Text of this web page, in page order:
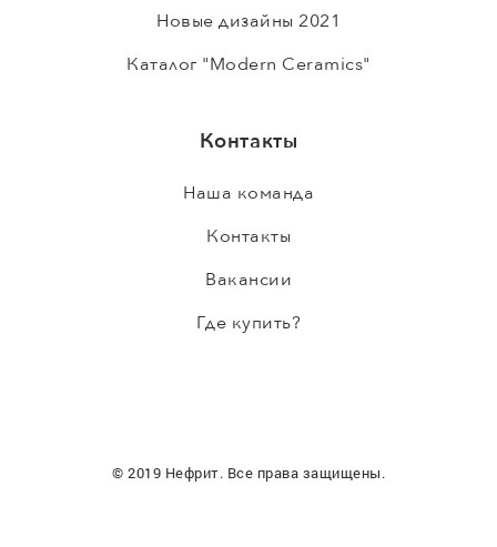
Новые дизайны 2021
Каталог "Modern Ceramics"
Контакты
Наша команда
Контакты
Вакансии
Где купить?
© 2019 Нефрит. Все права защищены.